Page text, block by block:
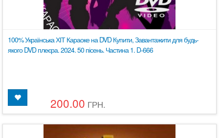
100% Українська ХІТ Караоке на DVD Купити, Завантажити для будь-
якого DVD плеєра. 2024. 50 пісень. Частина 1. D-666
200.00 ГРН.